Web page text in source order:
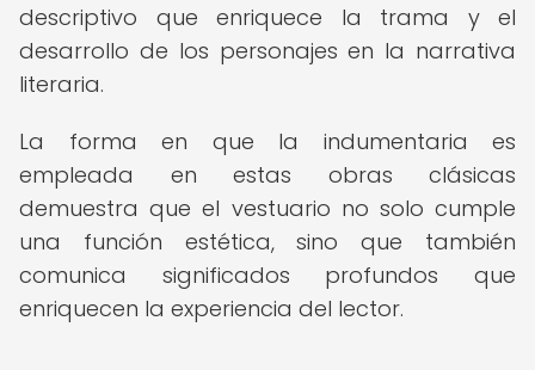
descriptivo que enriquece la trama y el
desarrollo de los personajes en la narrativa
literaria.
La forma en que la indumentaria es
empleada en estas obras clásicas
demuestra que el vestuario no solo cumple
una función estética, sino que también
comunica significados profundos que
enriquecen la experiencia del lector.